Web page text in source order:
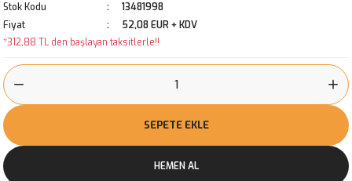
Stok Kodu
13481998
Fiyat
52,08 EUR + KDV
*312,88 TL den başlayan taksitlerle!!
SEPETE EKLE
HEMEN AL